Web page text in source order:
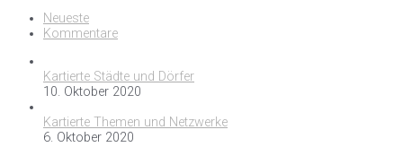
Neueste
Kommentare
Kartierte Städte und Dörfer
10. Oktober 2020
Kartierte Themen und Netzwerke
6. Oktober 2020